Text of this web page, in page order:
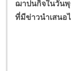
ฌาปนกิจในวันพุ
ที่มีข่าวนำเสนอ